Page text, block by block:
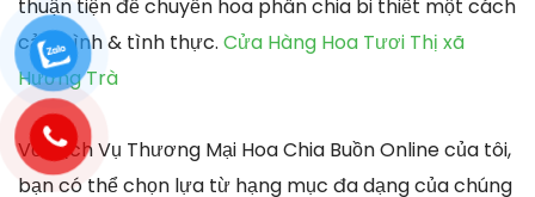
thuận tiện để chuyển hoa phân chia bi thiết một cách
cảm tình & tình thực. Cửa Hàng Hoa Tươi Thị xã
Hương Trà
Với dịch Vụ Thương Mại Hoa Chia Buồn Online của tôi,
bạn có thể chọn lựa từ hạng mục đa dạng của chúng